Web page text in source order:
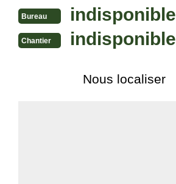
Bureau indisponible
Chantier indisponible
Nous localiser